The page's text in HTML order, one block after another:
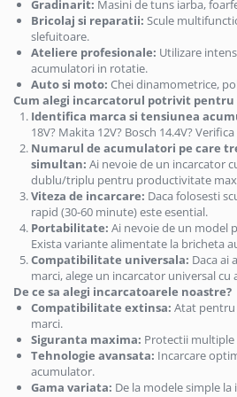
Casti medii cu microfon
Casti medii fara microfon
Cititoare Carduri
Cititor Carduri USB 2.0
Cititor Carduri USB 3.0
Hub-uri USB
Hub-uri USB 2.0
Hub-uri USB 3.0
Incarcatoare Laptop
Auto si retea
Priza bricheta auto
Priza retea
Incarcator USB
Priza bricheta auto
Priza retea
Microfoane
Hartie
Carton si hartie speciala
Etichete
Etichete de pret si role autoadezive
Hartie copiator
Hartie si role pentru case de
marcat
Identificare si Badge-uri
Ecusoane si Suporturi pentru
Carduri
Snururi (Lanyard) si Accesorii de
Purtare
Instrumente de scris
Carioci
Creioane grafit
Creioane mecanice
Creioane mecanice premium
Unelte gradina
Unelte electrice
Accesorii gaurire
Accesorii lipit
Accesorii taiere
Pistoale de lipit
Sigilare plastic
Slefuitoare
Unelte zugravit
Gletiere
Mistrii
Pensule
Slefuitoare manuale
Spacluri
Trafalete, role si accesorii pentru
vopsit
Magic 6 Pro
Huse si protectii pentru Honor
Magic 7 Lite
Huse si protectii pentru Honor
Magic 7 Pro
Huse si protectii pentru Honor
Magic 8 Lite
Huse si protectii pentru Honor
Magic 8 Pro
Huse si protectii pentru Honor X10
Huse si protectii pentru Honor X40
Huse si protectii pentru Honor X50
Huse si protectii pentru Honor x5c
Plus
Huse si protectii pentru Honor X6
Huse si protectii pentru Honor X6a
Huse si protectii pentru Honor X6B
Inscriptoare CD-DVD
Gradinarit: Masini de tuns iarba,
Bricolaj si reparatii: Scule
slefuitoare.
Ateliere profesionale: Utilizare
acumulatori in rotatie.
Auto si moto: Chei dinamometrice,
Cum alegi incarcatorul potrivit pentru
Identifica marca si tensiunea
18V? Makita 12V? Bosch 14.4V?
Numarul de acumulatori pe care
simultan: Ai nevoie de un incarcator
dublu/triplu pentru productivitate
Viteza de incarcare: Daca folosesti
rapid (30-60 minute) este esential.
Portabilitate: Ai nevoie de un model
Exista variante alimentate la bricheta
Compatibilitate universala: Daca ai
marci, alege un incarcator universal cu
De ce sa alegi incarcatoarele noastre?
Compatibilitate extinsa: Atat pentru
marci.
Siguranta maxima: Protectii
Tehnologie avansata: Incarcare
acumulator.
Gama variata: De la modele simple